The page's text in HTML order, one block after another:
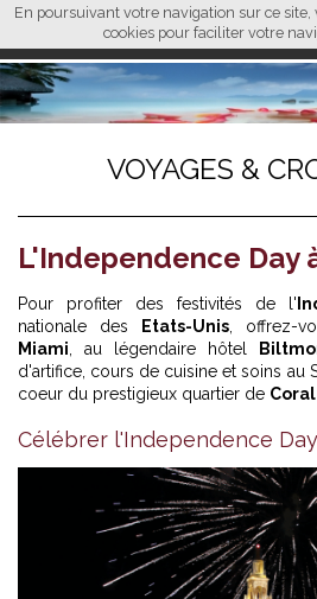
En poursuivant votre navigation sur ce
cookies pour faciliter votre
L M
VOYAGES &
L'Independence Day
Pour profiter des festivités de l'
nationale des
Etats-Unis, offrez-
Miami , au légendaire hôtel
d'artifice, cours de cuisine et soins au
coeur du prestigieux quartier de
Célébrer l'Independence Day